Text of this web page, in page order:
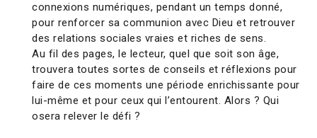
connexions numériques, pendant un temps donné,
pour renforcer sa communion avec Dieu et retrouver
des relations sociales vraies et riches de sens.
Au fil des pages, le lecteur, quel que soit son âge,
trouvera toutes sortes de conseils et réflexions pour
faire de ces moments une période enrichissante pour
lui-même et pour ceux qui l’entourent. Alors ? Qui
osera relever le défi ?